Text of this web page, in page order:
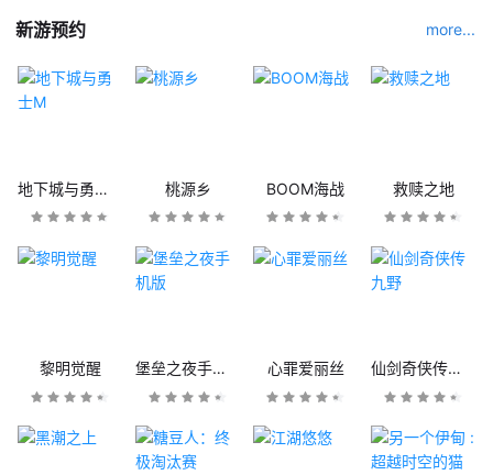
新游预约 more...
地下城与勇士M 桃源乡 BOOM海战 救赎之地
黎明觉醒 堡垒之夜手机版 心罪爱丽丝 仙剑奇侠传九野